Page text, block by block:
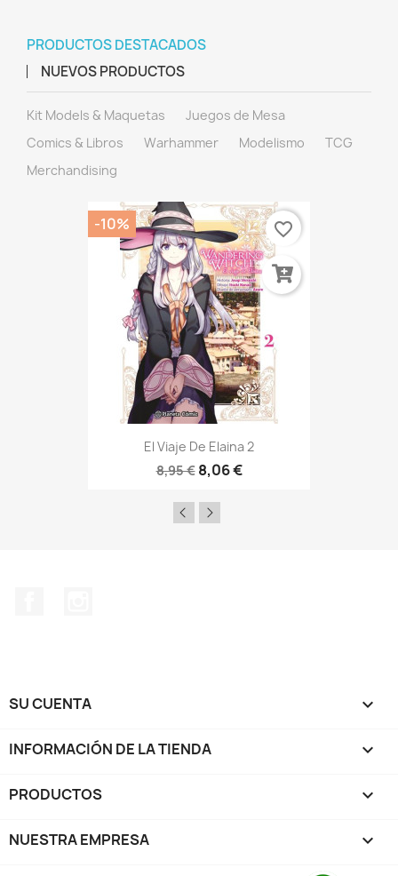
PRODUCTOS DESTACADOS
NUEVOS PRODUCTOS
Kit Models & Maquetas
Juegos de Mesa
Comics & Libros
Warhammer Modelismo
TCG
Merchandising
El Viaje De Elaina 2
8,95 € 8,06 €
-10% favorite_border
SU CUENTA 
INFORMACIÓN DE LA TIENDA keyboard_arrow_down
PRODUCTOS 
NUESTRA EMPRESA 